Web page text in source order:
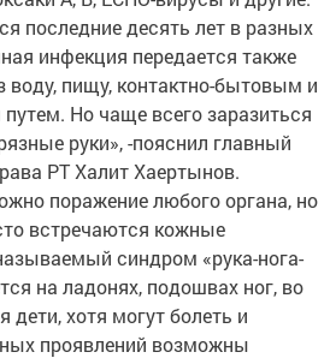
последние десять лет в разных
инфекция передается также
воду, пищу, контактно-бытовым и
Но чаще всего заразиться
руки», -пояснил главный
РТ Халит Хаертынов.
поражение любого органа, но
встречаются кожные
синдром «рука-нога-
на ладонях, подошвах ног, во
хотя могут болеть и
проявлений возможны